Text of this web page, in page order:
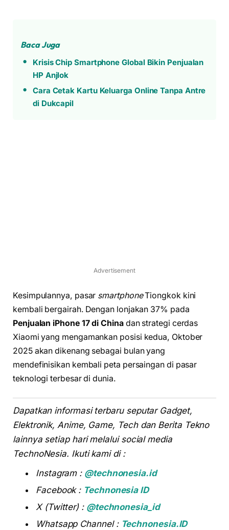
Baca Juga
Krisis Chip Smartphone Global Bikin Penjualan
HP Anjlok
Cara Cetak Kartu Keluarga Online Tanpa Antre
di Dukcapil
Advertisement
Kesimpulannya, pasar smartphoneTiongkok kini
kembali bergairah. Dengan lonjakan 37% pada
Penjualan iPhone 17 di Chinadan strategi cerdas
Xiaomi yang mengamankan posisi kedua, Oktober
2025 akan dikenang sebagai bulan yang
mendefinisikan kembali peta persaingan di pasar
teknologi terbesar di dunia.
Dapatkan informasi terbaru seputar Gadget,
Elektronik, Anime, Game, Tech dan Berita Tekno
lainnya setiap hari melalui social media
TechnoNesia. Ikuti kami di :
Instagram : @technonesia.id
Facebook : Technonesia ID
X (Twitter) : @technonesia_id
Whatsapp Channel : Technonesia.ID